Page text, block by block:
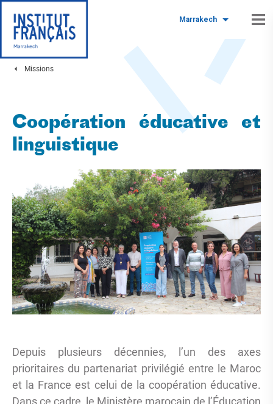
Marrakech
Missions
Coopération éducative et
linguistique
Depuis plusieurs décennies, l’un des axes
prioritaires du partenariat privilégié entre le Maroc
et la France est celui de la coopération éducative.
Dans ce cadre, le Ministère marocain de l’Éducation